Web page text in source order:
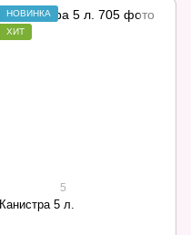
НОВИНКА
ХИТ
5
Канистра 5 л.